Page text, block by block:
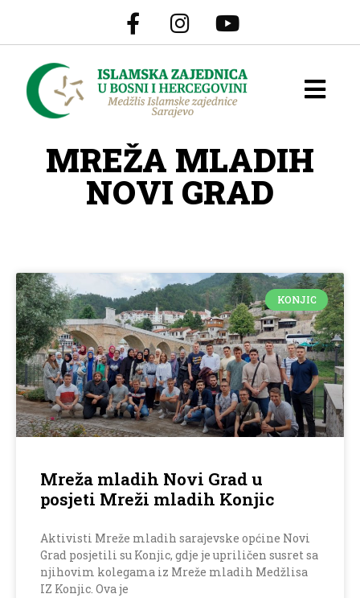
MREŽA MLADIH
NOVI GRAD
KONJIC
Mreža mladih Novi Grad u
posjeti Mreži mladih Konjic
Aktivisti Mreže mladih sarajevske općine Novi
Grad posjetili su Konjic, gdje je upriličen susret sa
njihovim kolegama iz Mreže mladih Medžlisa
IZ Konjic. Ova je